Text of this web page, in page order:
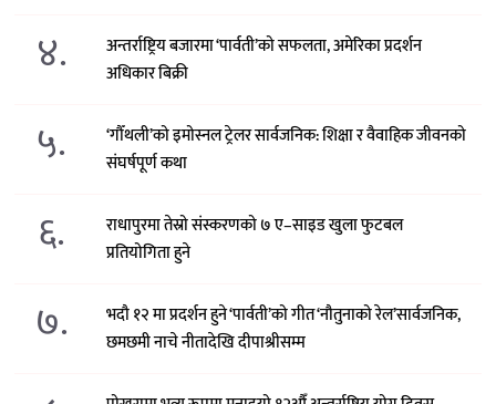
४.
अन्तर्राष्ट्रिय बजारमा ‘पार्वती’को सफलता, अमेरिका प्रदर्शन
अधिकार बिक्री
५.
‘गौँथली’को इमोस्नल ट्रेलर सार्वजनिक: शिक्षा र वैवाहिक जीवनको
संघर्षपूर्ण कथा
६.
राधापुरमा तेस्रो संस्करणको ७ ए–साइड खुला फुटबल
प्रतियोगिता हुने
७.
भदौ १२ मा प्रदर्शन हुने ‘पार्वती’को गीत ‘नौतुनाको रेल’सार्वजनिक,
छमछमी नाचे नीतादेखि दीपाश्रीसम्म